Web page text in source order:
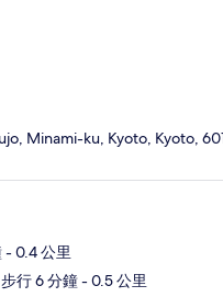
Minami-ku, Kyoto, Kyoto,
- 0.4 公里
行 6 分鐘- 0.5 公里